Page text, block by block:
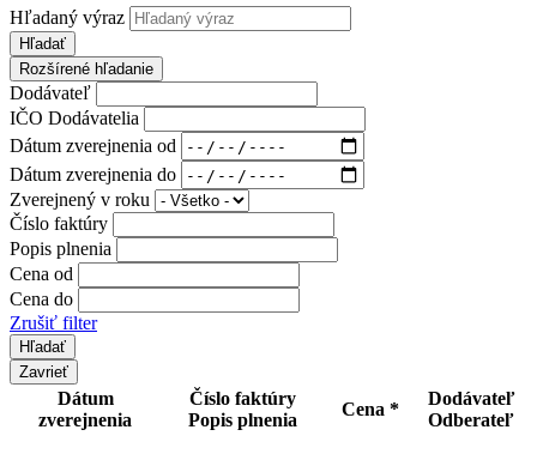
Hľadaný výraz
Hľadať
Rozšírené hľadanie
Dodávateľ
IČO Dodávatelia
Dátum zverejnenia od
Dátum zverejnenia do
Zverejnený v roku
Číslo faktúry
Popis plnenia
Cena od
Cena do
Zrušiť filter
Zavrieť
Dátum
zverejnenia
Číslo faktúry
Popis plnenia
Cena *
Dodávateľ
Odberateľ